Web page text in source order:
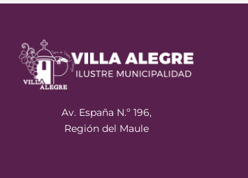
Av. España N.º 196,
Región del Maule